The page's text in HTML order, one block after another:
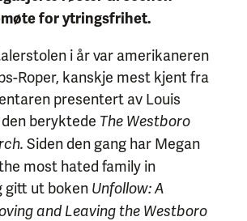
for ytringsfrihet.
i år var amerikaneren
Roper, kanskje mest kjent fra
presentert av Louis
beryktede The Westboro
Siden den gang har Megan
most hated family in
gitt ut boken Unfollow:A
and Leaving the Westboro